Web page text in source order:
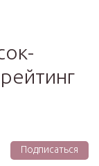
Подписаться